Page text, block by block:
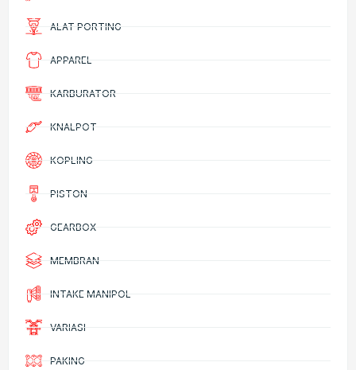
ALAT PORTING
APPAREL
KARBURATOR
KNALPOT
KOPLING
PISTON
GEARBOX
MEMBRAN
INTAKE MANIPOL
VARIASI
PAKING